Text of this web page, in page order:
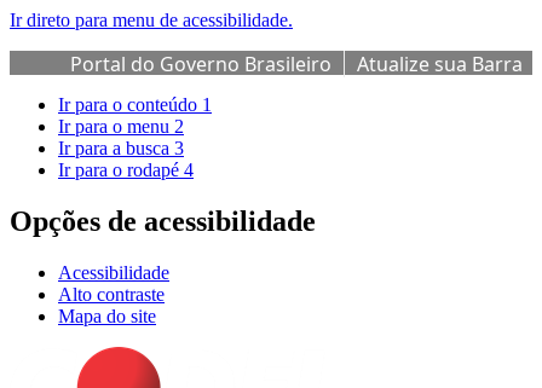
Ir direto para menu de acessibilidade.
Portal do Governo Brasileiro
Atualize sua Barra
de Governo
Ir para o conteúdo 1
Ir para o menu 2
Ir para a busca 3
Ir para o rodapé 4
Opções de acessibilidade
Acessibilidade
Alto contraste
Mapa do site